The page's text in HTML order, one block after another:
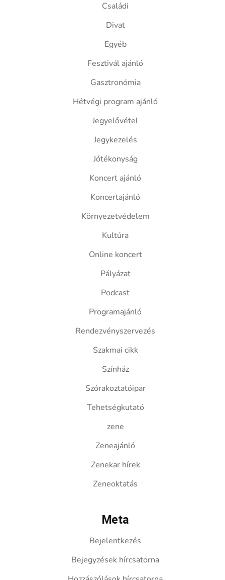
Családi
Divat
Egyéb
Fesztivál ajánló
Gasztronómia
Hétvégi program ajánló
Jegyelővétel
Jegykezelés
Jótékonyság
Koncert ajánló
Koncertajánló
Környezetvédelem
Kultúra
Online koncert
Pályázat
Podcast
Programajánló
Rendezvényszervezés
Szakmai cikk
Színház
Szórakoztatóipar
Tehetségkutató
zene
Zeneajánló
Zenekar hírek
Zeneoktatás
Meta
Bejelentkezés
Bejegyzések hírcsatorna